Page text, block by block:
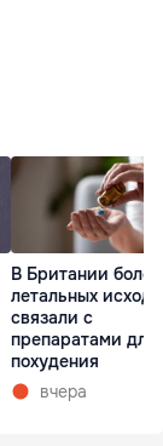
В Британии
летальных
связали с
препаратами для
похудения
вчера